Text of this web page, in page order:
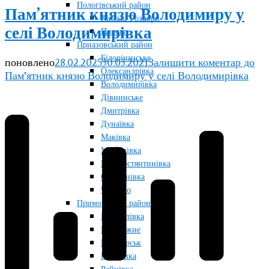
Пологівський район
Кінські Роздори
Пологи
Приазовський район
Білорічанське
Олександрівка
Володимирівка
Дівнинське
Дмитрівка
Дунаївка
Маківка
Мар’янівка
Новокостянтинівка
Строганівка
Чкалово
Приморський район
Мануйлівка
Набережне
Приморськ
Радолівка
Пам’ятник князю Володимиру у
селі Володимирівка
поновлено28.02.202530.03.2021Залишити коментар до
Пам’ятник князю Володимиру у селі Володимирівка